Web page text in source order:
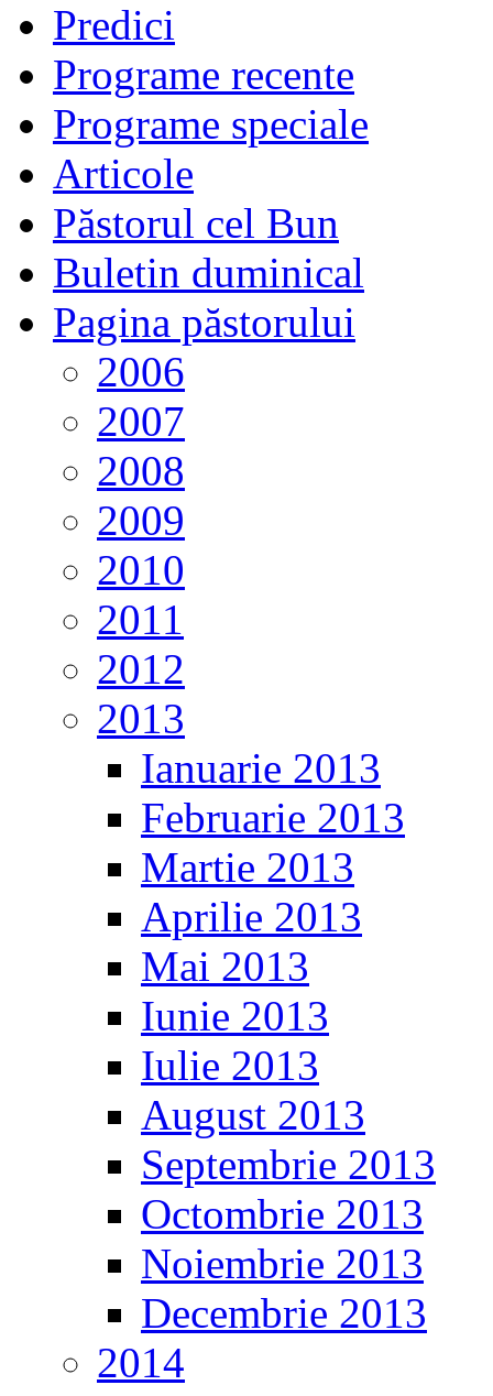
Predici
Programe recente
Programe speciale
Articole
Păstorul cel Bun
Buletin duminical
Pagina păstorului
2006
2007
2008
2009
2010
2011
2012
2013
Ianuarie 2013
Februarie 2013
Martie 2013
Aprilie 2013
Mai 2013
Iunie 2013
Iulie 2013
August 2013
Septembrie 2013
Octombrie 2013
Noiembrie 2013
Decembrie 2013
2014